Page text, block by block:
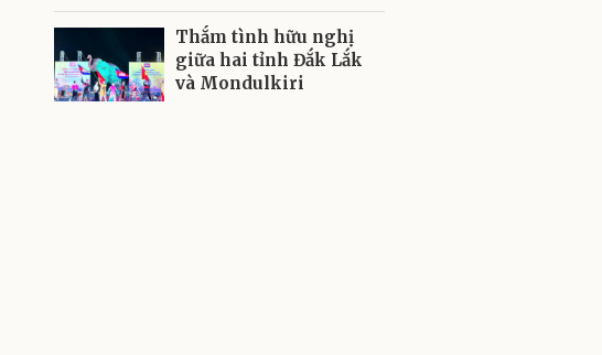
Thắm tình hữu nghị
giữa hai tỉnh Đắk Lắk
và Mondulkiri